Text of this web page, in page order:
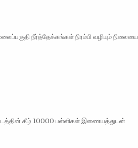
நீர்த்தேக்கங்கள் நிரம்பி வழியும் நிலையை
கீழ் 10000 பள்ளிகள் இணையத்துடன்